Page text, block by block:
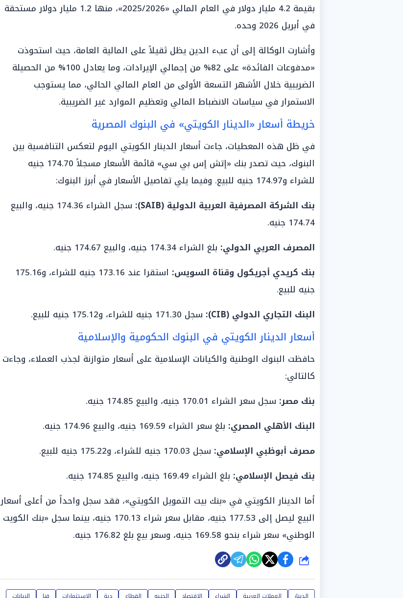
بقيمة 4.2 مليار دولار في العام المالي «2025/2026»، منها 1.2 مليار دولار مستحقة
في أبريل 2026 وحده.
وأشارت الوكالة إلى أن عبء الدين يظل ثقيلاً على المالية العامة، حيث استحوذت
«مدفوعات الفائدة» على 82% من إجمالي الإيرادات، وما يعادل 100% من الحصيلة
الضريبية خلال الأشهر التسعة الأولى من العام المالي الحالي، مما يستوجب
الاستمرار في سياسات الانضباط المالي وتعظيم الموارد غير الضريبية.
خريطة أسعار «الدينار الكويتي» في البنوك المصرية
في ظل هذه المعطيات، جاءت أسعار الدينار الكويتي اليوم لتعكس التنافسية بين
البنوك، حيث تصدر بنك «إتش إس بي سي» قائمة الأسعار مسجلاً 174.70 جنيه
للشراء و174.97 جنيه للبيع. وفيما يلي تفاصيل الأسعار في أبرز البنوك:
بنك الشركة المصرفية العربية الدولية (SAIB):
سجل الشراء 174.36 جنيه، والبيع
174.74 جنيه.
المصرف العربي الدولي: بلغ الشراء 174.34 جنيه، والبيع 174.67 جنيه.
بنك كريدي أجريكول وقناة السويس:
استقرا عند 173.16 جنيه للشراء، و175.16
جنيه للبيع.
البنك التجاري الدولي (CIB):
سجل 171.30 جنيه للشراء، و175.12 جنيه للبيع.
أسعار الدينار الكويتي في البنوك الحكومية والإسلامية
حافظت البنوك الوطنية والكيانات الإسلامية على أسعار متوازنة لجذب العملاء، وجاءت
كالتالي:
بنك مصر: سجل سعر الشراء 170.01 جنيه، والبيع 174.85 جنيه.
البنك الأهلي المصري: بلغ سعر الشراء 169.59 جنيه، والبيع 174.96 جنيه.
مصرف أبوظبي الإسلامي: سجل 170.03 جنيه للشراء، و175.22 جنيه للبيع.
بنك فيصل الإسلامي: بلغ الشراء 169.49 جنيه، والبيع 174.85 جنيه.
أما الدينار الكويتي في «بنك بيت التمويل الكويتي»، فقد سجل واحداً من أعلى أسعار
البيع ليصل إلى 177.53 جنيه، مقابل سعر شراء 170.13 جنيه، بينما سجل «بنك الكويت
الوطني» سعر شراء بنحو 169.58 جنيه، وسعر بيع بلغ 176.82 جنيه.
شارك